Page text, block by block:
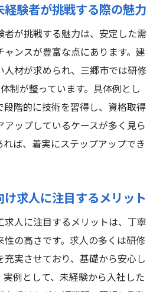
験者が挑戦する際の魅力
が挑戦する魅力は、安定した需
ンスが豊富な点にあります。建
人材が求められ、三郷市では研修
制が整っています。具体例とし
階的に技術を習得し、資格取得
ップしているケースが多く見ら
ば、着実にステップアップでき
求人に注目するメリット
人に注目するメリットは、丁寧
の高さです。求人の多くは研修
実させており、基礎から安心し
例として、未経験から入社した